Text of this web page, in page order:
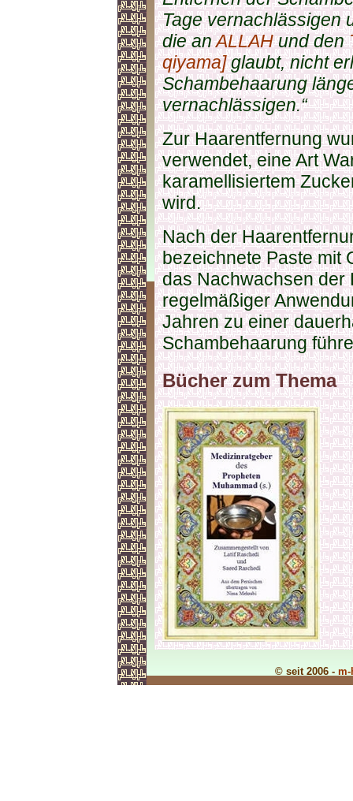
Tage vernachlässigen
die anALLAHund den
qiyama]glaubt, nicht
Schambehaarung
vernachlässigen.“
Zur Haarentfernung
verwendet, eine Art
karamellisiertem
wird.
Nach der
bezeichnete Paste mit
das Nachwachsen der
regelmäßiger
Jahren zu einer
Schambehaarung
Bücher zum Thema
© seit 2006 - m-